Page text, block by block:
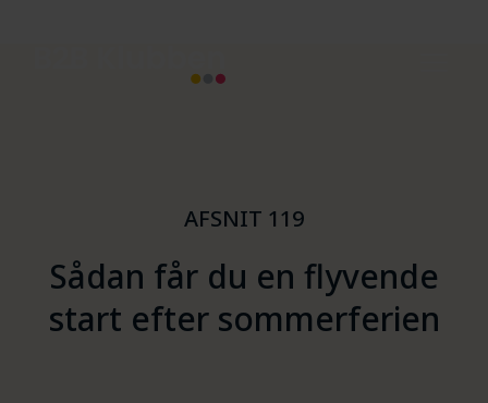
AFSNIT 119
Sådan får du en flyvende
start efter sommerferien